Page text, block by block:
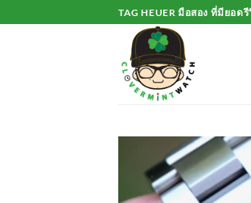
to
TAG HEUER มือสอง ที่มียอด